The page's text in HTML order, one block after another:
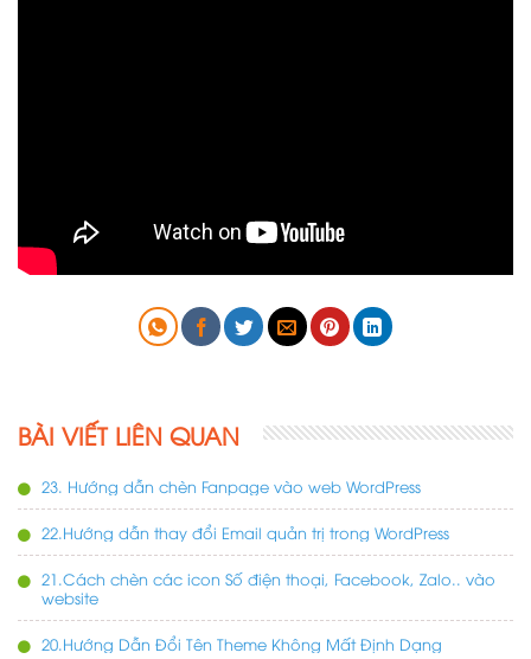
BÀI VIẾT LIÊN QUAN
23. Hướng dẫn chèn Fanpage vào web WordPress
22.Hướng dẫn thay đổi Email quản trị trong WordPress
21.Cách chèn các icon Số điện thoại, Facebook, Zalo.. vào
website
20.Hướng Dẫn Đổi Tên Theme Không Mất Định Dạng